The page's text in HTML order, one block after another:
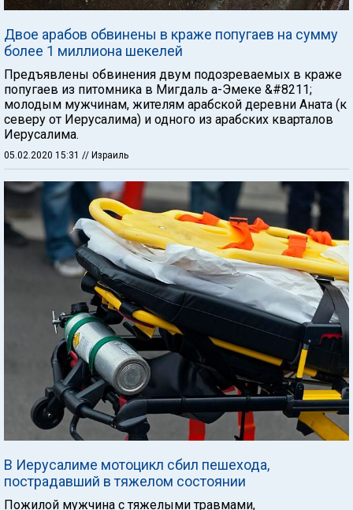
Двое арабов обвинены в краже попугаев на сумму
более 1 миллиона шекелей
Предъявлены обвинения двум подозреваемых в краже
попугаев из питомника в Мигдаль а-Эмеке &#8211;
молодым мужчинам, жителям арабской деревни Аната (к
северу от Иерусалима) и одного из арабских кварталов
Иерусалима.
05.02.2020 15:31 // Израиль
В Иерусалиме мотоцикл сбил пешехода,
пострадавший в тяжелом состоянии
Пожилой мужчина с тяжелыми травмами,